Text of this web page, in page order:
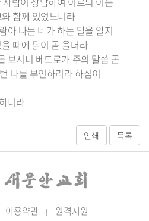
함께 있었느니라
아 나는 네가 하는 말을 알지
때에 닭이 곧 울더라
보시니 베드로가 주의 말씀 곧
나를 부인하리라 하심이
니라
이용약관 | 원격지원